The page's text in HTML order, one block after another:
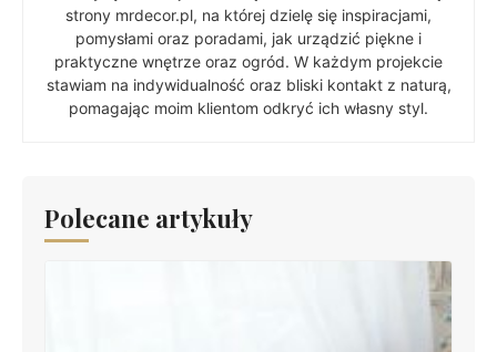
strony mrdecor.pl, na której dzielę się inspiracjami,
pomysłami oraz poradami, jak urządzić piękne i
praktyczne wnętrze oraz ogród. W każdym projekcie
stawiam na indywidualność oraz bliski kontakt z naturą,
pomagając moim klientom odkryć ich własny styl.
Polecane artykuły